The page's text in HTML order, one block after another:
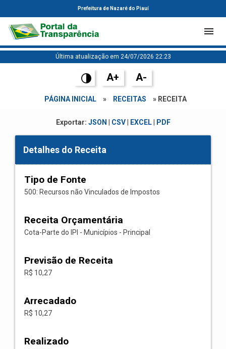
Prefeitura de Nazaré do Piauí
Última atualização em 24/07/2026 22:23
A+ A-
PÁGINA INICIAL » RECEITAS » RECEITA
Exportar: JSON CSV| EXCEL| PDF
Detalhes do Receita
Tipo de Fonte
500: Recursos não Vinculados de Impostos
Receita Orçamentária
Cota-Parte do IPI - Municípios - Principal
Previsão de Receita
R$ 10,27
Arrecadado
R$ 10,27
Realizado